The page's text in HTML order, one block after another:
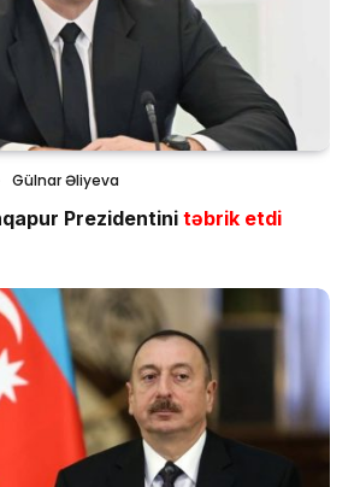
Gülnar Əliyeva
Prezidentini təbrik etdi